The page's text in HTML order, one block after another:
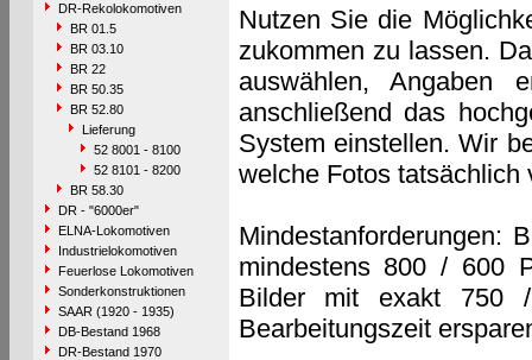
DR-Rekolokomotiven
BR 01.5
BR 03.10
BR 22
BR 50.35
BR 52.80
Lieferung
52 8001 - 8100
52 8101 - 8200
BR 58.30
DR - "6000er"
ELNA-Lokomotiven
Industrielokomotiven
Feuerlose Lokomotiven
Sonderkonstruktionen
SAAR (1920 - 1935)
DB-Bestand 1968
DR-Bestand 1970
Nutzen Sie die
zukommen zu lassen.
auswählen, Angaben
anschließend das
System einstellen. Wir
welche Fotos tatsächlich
Mindestanforderungen:
mindestens 800 / 600
Bilder mit exakt 750
Bearbeitungszeit